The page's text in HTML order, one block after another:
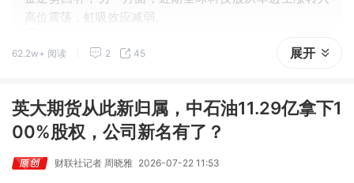
高位震荡，虹吸效应减弱。
口尚未开启，趋势性上涨或需等到9月之后，核心变量在于
62.2w+ 阅读 2 45 展开
英大期货从此新归属，中石油11.29亿拿下1
00%股权，公司新名有了？
财联社记者 周晓雅 2026-07-22 11:53